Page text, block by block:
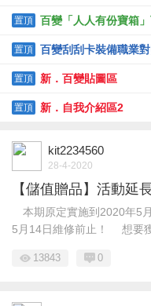
置頂 百變「人人有份寶箱
置頂 百變刮刮卡裝備職業
置頂 新．百變貼圖區
置頂 新．自我介紹區2
kit2234560
28-4-2020
【儲值贈品】活動延
本期原定實施到2020年5
5月14日維修前止！ 想要獲
13843 0